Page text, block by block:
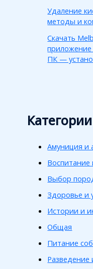
Удаление
методы и
Скачать
приложение
ПК —
Категории
Амуниция и
Воспитание
Выбор
Здоровье и
Истории и
Общая
Питание
Разведение